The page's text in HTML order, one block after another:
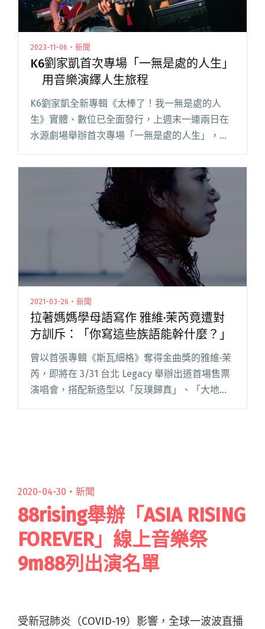
2023-11-06・新聞
K6劉家凱首次專場「一無是處的人生」
用音樂演繹人生旅程
K6劉家凱全新專輯《太棒了！我一無是處的人
生》實體、數位已全面發行，上週末一連兩日在
水源劇場舉辦首次專場「一無是處的人生」，除
了專輯中的新歌，更自選多首在 K6 生命中有著
特殊意義的歌曲，搭配個人獨白、精緻的美術與
投影，構成 live 音樂閱讀全文 "K6劉家凱首次專
場「一無是處的人生」 用音樂演繹人生旅程"
2021-03-26・新聞
拉著媽媽學母語寫作 雅維·茉芮竟遭對
方訓斥：「你寫這些族語能幹什麼？」
曾以首張專輯《斯瓦細格》奪得金曲獎的雅維·茉
芮，即將在 3/31 台北 Legacy 舉辦出道首場售票
演唱會，搭配新造型以「反璞歸真」、「大地之
2020-04-30・ 新聞
88rising舉辦「ASIA RISING
FOREVER」線上音樂祭
9m88列出演名單
受新冠肺炎（COVID-19）影響，全球一波波直播